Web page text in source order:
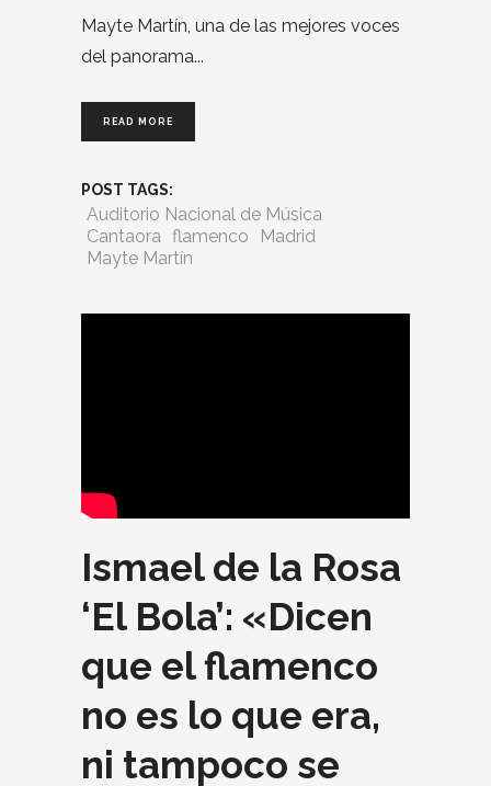
Mayte Martín, una de las mejores voces
del panorama
READ MORE
POST TAGS:
Auditorio Nacional de Música
Cantaora flamenco
Madrid
Mayte Martín
Ismael de la Rosa
‘El Bola’: «Dicen
que el flamenco
no es lo que era,
ni tampoco se